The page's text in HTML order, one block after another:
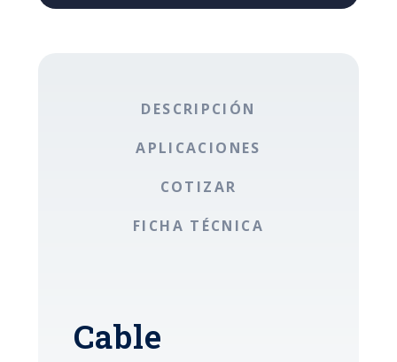
DESCRIPCIÓN
APLICACIONES
COTIZAR
FICHA TÉCNICA
Cable